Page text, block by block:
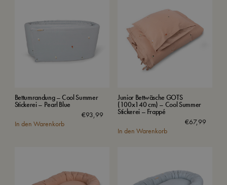
Bettumrandung – Cool Summer
Stickerei – Pearl Blue
€93,99
In den Warenkorb
Junior Bettwäsche GOTS
(100x140 cm) – Cool Summer
Stickerei – Frappé
€67,99
In den Warenkorb